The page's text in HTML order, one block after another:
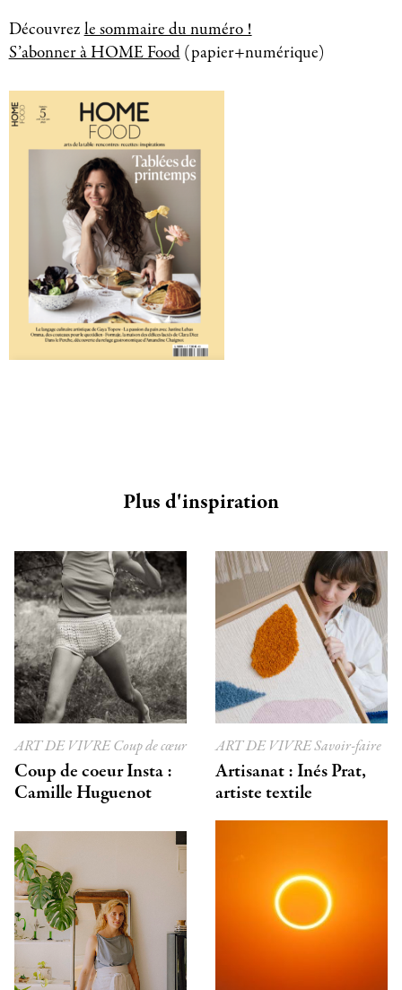
Découvrezle sommaire du numéro !
S’abonner à HOME Food(papier+numérique)
Plus d'inspiration
ART DE VIVRECoup de cœur
Coup de coeur Insta :
Camille Huguenot
ART DE VIVRESavoir-faire
Artisanat : Inés Prat,
artiste textile